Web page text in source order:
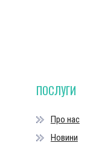
ПОСЛУГИ
Про нас
Новини